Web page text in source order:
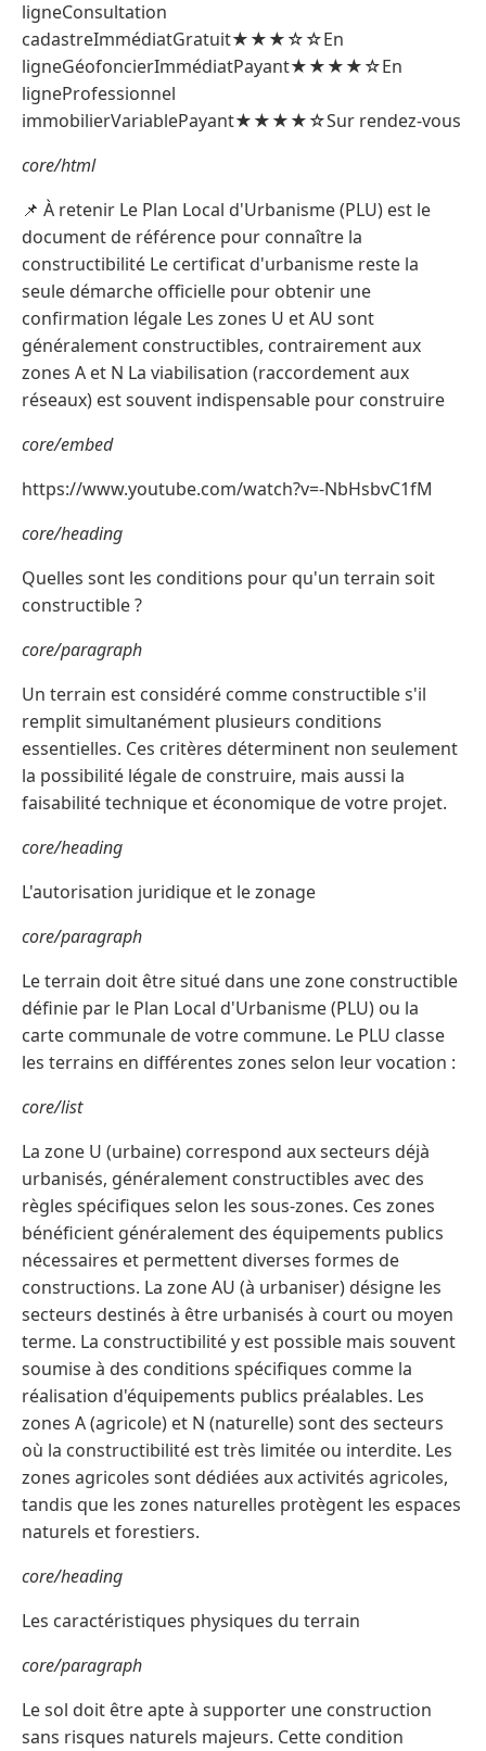
ligneConsultation
cadastreImmédiatGratuit★★★☆☆En
ligneGéofoncierImmédiatPayant★★★★☆En
ligneProfessionnel
immobilierVariablePayant★★★★☆Sur rendez-vous
core/html
📌 À retenir Le Plan Local d'Urbanisme (PLU) est le
document de référence pour connaître la
constructibilité Le certificat d'urbanisme reste la
seule démarche officielle pour obtenir une
confirmation légale Les zones U et AU sont
généralement constructibles, contrairement aux
zones A et N La viabilisation (raccordement aux
réseaux) est souvent indispensable pour construire
core/embed
https://www.youtube.com/watch?v=-NbHsbvC1fM
core/heading
Quelles sont les conditions pour qu'un terrain soit
constructible ?
core/paragraph
Un terrain est considéré comme constructible s'il
remplit simultanément plusieurs conditions
essentielles. Ces critères déterminent non seulement
la possibilité légale de construire, mais aussi la
faisabilité technique et économique de votre projet.
core/heading
L'autorisation juridique et le zonage
core/paragraph
Le terrain doit être situé dans une zone constructible
définie par le Plan Local d'Urbanisme (PLU) ou la
carte communale de votre commune. Le PLU classe
les terrains en différentes zones selon leur vocation :
core/list
La zone U (urbaine) correspond aux secteurs déjà
urbanisés, généralement constructibles avec des
règles spécifiques selon les sous-zones. Ces zones
bénéficient généralement des équipements publics
nécessaires et permettent diverses formes de
constructions. La zone AU (à urbaniser) désigne les
secteurs destinés à être urbanisés à court ou moyen
terme. La constructibilité y est possible mais souvent
soumise à des conditions spécifiques comme la
réalisation d'équipements publics préalables. Les
zones A (agricole) et N (naturelle) sont des secteurs
où la constructibilité est très limitée ou interdite. Les
zones agricoles sont dédiées aux activités agricoles,
tandis que les zones naturelles protègent les espaces
naturels et forestiers.
core/heading
Les caractéristiques physiques du terrain
core/paragraph
Le sol doit être apte à supporter une construction
sans risques naturels majeurs. Cette condition